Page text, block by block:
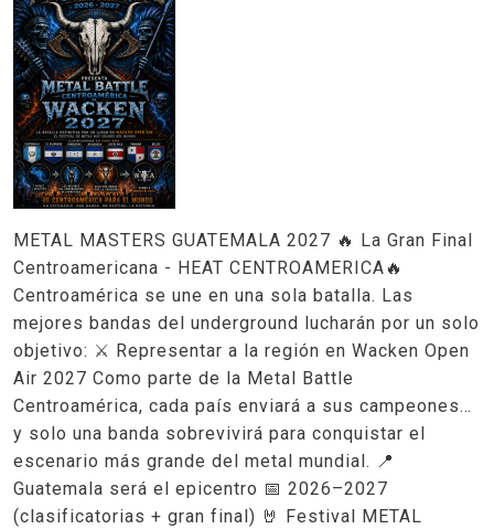
METAL MASTERS GUATEMALA 2027 🔥 La Gran Final
Centroamericana - HEAT CENTROAMERICA🔥
Centroamérica se une en una sola batalla. Las
mejores bandas del underground lucharán por un solo
objetivo: ⚔️ Representar a la región en Wacken Open
Air 2027 Como parte de la Metal Battle
Centroamérica, cada país enviará a sus campeones…
y solo una banda sobrevivirá para conquistar el
escenario más grande del metal mundial. 📍
Guatemala será el epicentro 📅 2026–2027
(clasificatorias + gran final) 🤘 Festival METAL